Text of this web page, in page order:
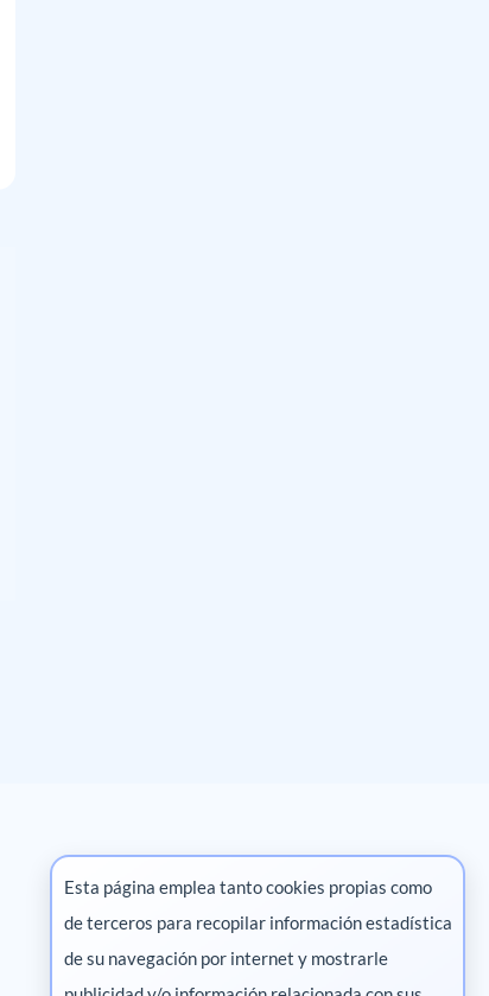
Marketing digital
Esta página emplea tanto cookies propias como
de terceros para recopilar información estadística
de su navegación por internet y mostrarle